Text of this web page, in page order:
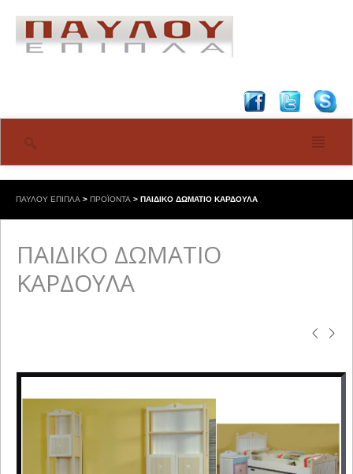
ΠΑΥΛΟΥ ΕΠΙΠΛΑ > ΠΡΟΪΟΝΤΑ > ΠΑΙΔΙΚΟ ΔΩΜΑΤΙΟ ΚΑΡΔΟΥΛΑ
ΠΑΙΔΙΚΟ ΔΩΜΑΤΙΟ
ΚΑΡΔΟΥΛΑ